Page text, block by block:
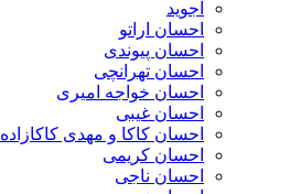
اجوید
احسان اراتو
احسان پیوندی
احسان تهرانچی
احسان خواجه امیری
احسان غیبی
احسان کاکا و مهدی کاکازاده
احسان کریمی
احسان ناجی